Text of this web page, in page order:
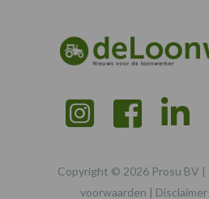
Copyright © 2026 Prosu BV |
voorwaarden | Disclaimer